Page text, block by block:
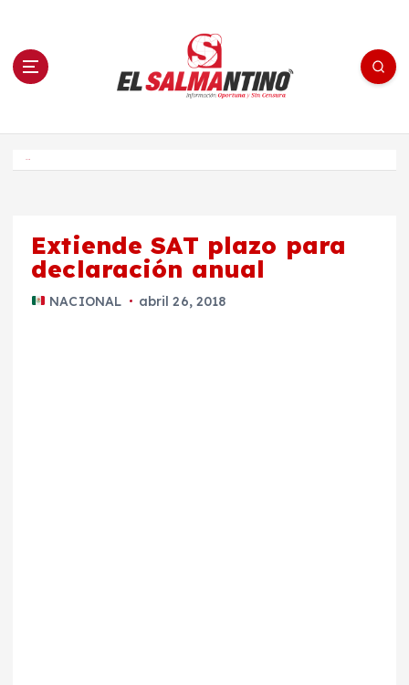
n El Salmantino - medios/noticias/editorial
Extiende SAT plazo para
declaración anual
NACIONAL abril 26, 2018